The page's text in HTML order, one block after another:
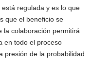
regulada y es lo que
que el beneficio se
la colaboración permitirá
en todo el proceso
presión de la probabilidad